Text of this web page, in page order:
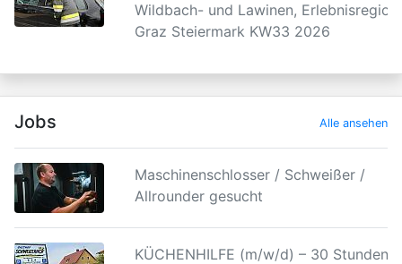
Wildbach- und Lawinen, Erlebnisregion
Graz Steiermark KW33 2026
Jobs Alle ansehen
Maschinenschlosser / Schweißer /
Allrounder gesucht
KÜCHENHILFE (m/w/d) – 30 Stunden |